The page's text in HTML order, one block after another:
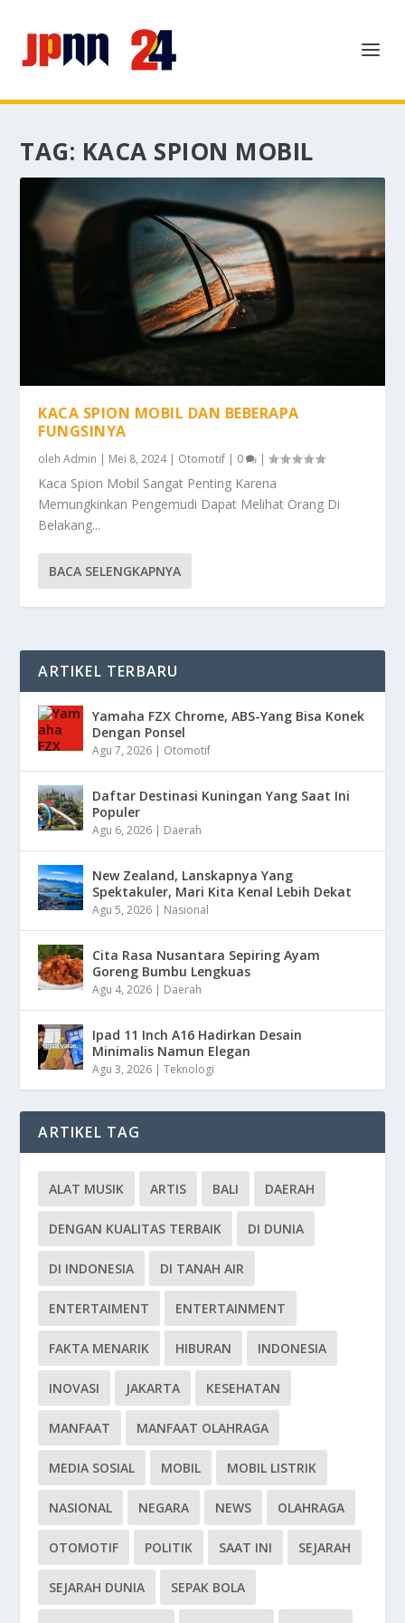
TAG: KACA SPION MOBIL
KACA SPION MOBIL DAN BEBERAPA
FUNGSINYA
olehAdmin | Mei 8, 2024| Otomotif | 0 |
Kaca Spion Mobil Sangat Penting Karena
Memungkinkan Pengemudi Dapat Melihat Orang Di
Belakang...
BACA SELENGKAPNYA
ARTIKEL TERBARU
Yamaha FZX Chrome, ABS-Yang Bisa Konek
Dengan Ponsel
Agu 7, 2026 | Otomotif
Daftar Destinasi Kuningan Yang Saat Ini
Populer
Agu 6, 2026 | Daerah
New Zealand, Lanskapnya Yang
Spektakuler, Mari Kita Kenal Lebih Dekat
Agu 5, 2026 | Nasional
Cita Rasa Nusantara Sepiring Ayam
Goreng Bumbu Lengkuas
Agu 4, 2026 | Daerah
Ipad 11 Inch A16 Hadirkan Desain
Minimalis Namun Elegan
Agu 3, 2026 |Teknologi
ARTIKEL TAG
ALAT MUSIK ARTIS BALI DAERAH
DENGAN KUALITAS TERBAIK DI DUNIA
DI INDONESIA DI TANAH AIR
ENTERTAIMENT ENTERTAINMENT
FAKTA MENARIK HIBURAN INDONESIA
INOVASI JAKARTA KESEHATAN
MANFAAT MANFAAT OLAHRAGA
MEDIA SOSIAL MOBIL MOBIL LISTRIK
NASIONAL NEGARA NEWS OLAHRAGA
OTOMOTIF POLITIK SAAT INI SEJARAH
SEJARAH DUNIA SEPAK BOLA